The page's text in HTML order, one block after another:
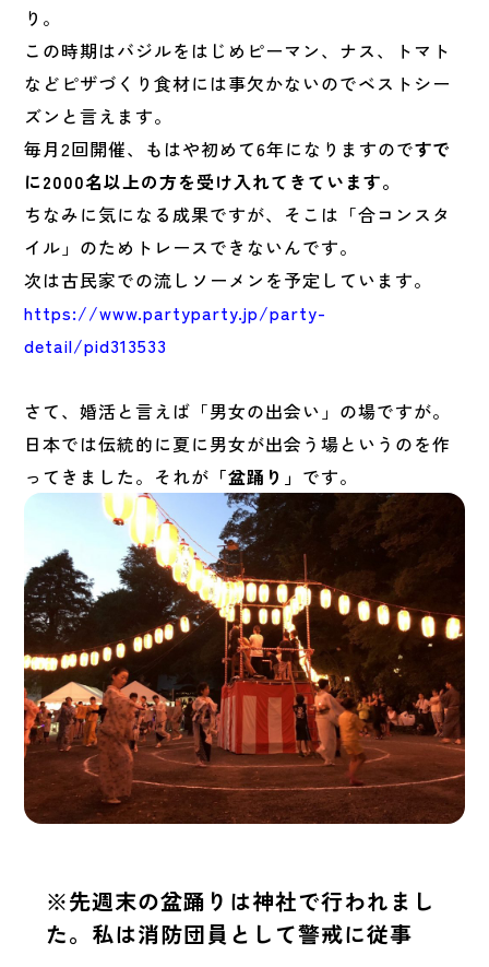
り。
この時期はバジルをはじめピーマン、ナス、トマト
などピザづくり食材には事欠かないのでベストシー
ズンと言えます。
毎月2回開催、もはや初めて6年になりますのですで
に2000名以上の方を受け入れてきています。
ちなみに気になる成果ですが、そこは「合コンスタ
イル」のためトレースできないんです。
次は古民家での流しソーメンを予定しています。
https://www.partyparty.jp/party-
detail/pid313533
さて、婚活と言えば「男女の出会い」の場ですが。
日本では伝統的に夏に男女が出会う場というのを作
ってきました。それが 「盆踊り」 です。
※先週末の盆踊りは神社で行われまし
た。私は消防団員として警戒に従事